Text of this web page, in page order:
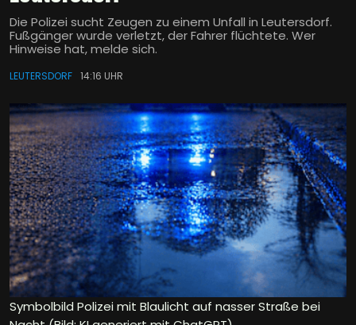
Die Polizei sucht Zeugen zu einem Unfall in Leutersdorf.
Fußgänger wurde verletzt, der Fahrer flüchtete. Wer
Hinweise hat, melde sich.
LEUTERSDORF 14:16 UHR
Symbolbild Polizei mit Blaulicht auf nasser Straße bei